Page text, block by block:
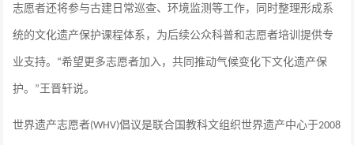
志愿者还将参与古建日常巡查、环境监测等工作，同时整理形成系
统的文化遗产保护课程体系，为后续公众科普和志愿者培训提供专
业支持。 “希望更多志愿者加入，共同推动气候变化下文化遗产保
护。 ”王晋轩说。
世界遗产志愿者(WHV)倡议是联合国教科文组织世界遗产中心于2008